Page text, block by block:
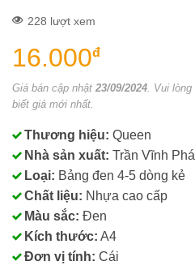
228 lượt xem
16.000đ
Giá bán cập nhật 23/09/2024 . Vui
biết giá mới nhất.
Thương hiệu: Queen
Nhà sản xuất: Trần Vĩnh
Loại: Bảng đen 4-5 dòng kẻ
Chất liệu: Nhựa cao cấp
Màu sắc: Đen
Kích thước: A4
Đơn vị tính: Cái